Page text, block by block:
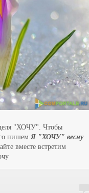
"ХОЧУ". Чтобы
пишемЯ "ХОЧУ" весну
вместе встретим